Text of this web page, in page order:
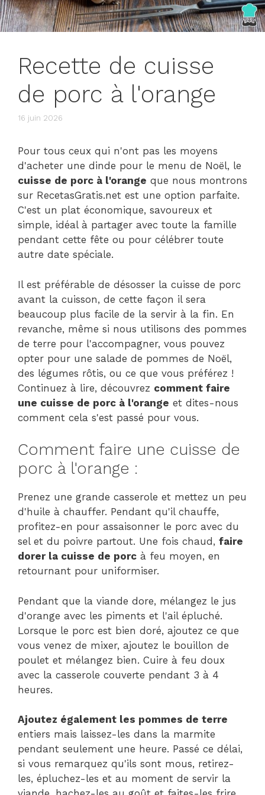
Recette de cuisse
de porc à l'orange
16 juin 2026
Pour tous ceux qui n'ont pas les moyens
d'acheter une dinde pour le menu de Noël, le
cuisse de porc à l'orange que nous montrons
sur RecetasGratis.net est une option parfaite.
C'est un plat économique, savoureux et
simple, idéal à partager avec toute la famille
pendant cette fête ou pour célébrer toute
autre date spéciale.
Il est préférable de désosser la cuisse de porc
avant la cuisson, de cette façon il sera
beaucoup plus facile de la servir à la fin. En
revanche, même si nous utilisons des pommes
de terre pour l'accompagner, vous pouvez
opter pour une salade de pommes de Noël,
des légumes rôtis, ou ce que vous préférez !
Continuez à lire, découvrez comment faire
une cuisse de porc à l'orange et dites-nous
comment cela s'est passé pour vous.
Comment faire une cuisse de
porc à l'orange :
Prenez une grande casserole et mettez un peu
d'huile à chauffer. Pendant qu'il chauffe,
profitez-en pour assaisonner le porc avec du
sel et du poivre partout. Une fois chaud, faire
dorer la cuisse de porc à feu moyen, en
retournant pour uniformiser.
Pendant que la viande dore, mélangez le jus
d'orange avec les piments et l'ail épluché.
Lorsque le porc est bien doré, ajoutez ce que
vous venez de mixer, ajoutez le bouillon de
poulet et mélangez bien. Cuire à feu doux
avec la casserole couverte pendant 3 à 4
heures.
Ajoutez également les pommes de terre
entiers mais laissez-les dans la marmite
pendant seulement une heure. Passé ce délai,
si vous remarquez qu'ils sont mous, retirez-
les, épluchez-les et au moment de servir la